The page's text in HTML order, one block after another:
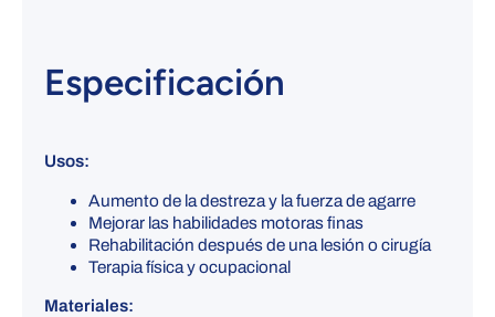
Especificación
Usos:
Aumento de la destreza y la fuerza de agarre
Mejorar las habilidades motoras finas
Rehabilitación después de una lesión o cirugía
Terapia física y ocupacional
Materiales: